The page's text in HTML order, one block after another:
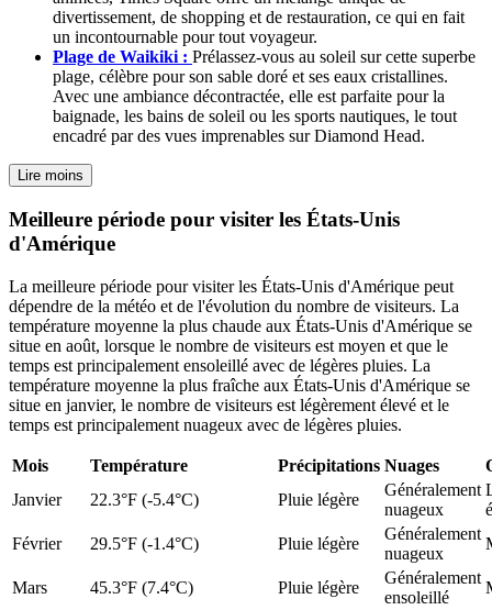
divertissement, de shopping et de restauration, ce qui en fait
un incontournable pour tout voyageur.
Plage de Waikiki : Prélassez-vous au soleil sur cette superbe
plage, célèbre pour son sable doré et ses eaux cristallines.
Avec une ambiance décontractée, elle est parfaite pour la
baignade, les bains de soleil ou les sports nautiques, le tout
encadré par des vues imprenables sur Diamond Head.
Lire moins
Meilleure période pour visiter les États-Unis
d'Amérique
La meilleure période pour visiter les États-Unis d'Amérique peut
dépendre de la météo et de l'évolution du nombre de visiteurs. La
température moyenne la plus chaude aux États-Unis d'Amérique se
situe en août, lorsque le nombre de visiteurs est moyen et que le
temps est principalement ensoleillé avec de légères pluies. La
température moyenne la plus fraîche aux États-Unis d'Amérique se
situe en janvier, le nombre de visiteurs est légèrement élevé et le
temps est principalement nuageux avec de légères pluies.
Mois Température Précipitations Nuages
Janvier
22.3°F (-5.4°C) Pluie légère
Généralement
nuageux
Février
29.5°F (-1.4°C) Pluie légère
Généralement
nuageux
Mars 45.3°F (7.4°C) Pluie légère
Généralement
ensoleillé